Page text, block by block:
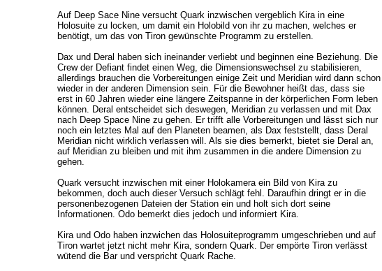
Auf Deep Sace Nine versucht Quark inzwischen vergeblich Kira in eine
Holosuite zu locken, um damit ein Holobild von ihr zu machen, welches er
benötigt, um das von Tiron gewünschte Programm zu erstellen.
Dax und Deral haben sich ineinander verliebt und beginnen eine Beziehung. Die
Crew der Defiant findet einen Weg, die Dimensionswechsel zu stabilisieren,
allerdings brauchen die Vorbereitungen einige Zeit und Meridian wird dann schon
wieder in der anderen Dimension sein. Für die Bewohner heißt das, dass sie
erst in 60 Jahren wieder eine längere Zeitspanne in der körperlichen Form leben
können. Deral entscheidet sich deswegen, Meridian zu verlassen und mit Dax
nach Deep Space Nine zu gehen. Er trifft alle Vorbereitungen und lässt sich nur
noch ein letztes Mal auf den Planeten beamen, als Dax feststellt, dass Deral
Meridian nicht wirklich verlassen will. Als sie dies bemerkt, bietet sie Deral an,
auf Meridian zu bleiben und mit ihm zusammen in die andere Dimension zu
gehen.
Quark versucht inzwischen mit einer Holokamera ein Bild von Kira zu
bekommen, doch auch dieser Versuch schlägt fehl. Daraufhin dringt er in die
personenbezogenen Dateien der Station ein und holt sich dort seine
Informationen. Odo bemerkt dies jedoch und informiert Kira.
Kira und Odo haben inzwichen das Holosuiteprogramm umgeschrieben und auf
Tiron wartet jetzt nicht mehr Kira, sondern Quark. Der empörte Tiron verlässt
wütend die Bar und verspricht Quark Rache.